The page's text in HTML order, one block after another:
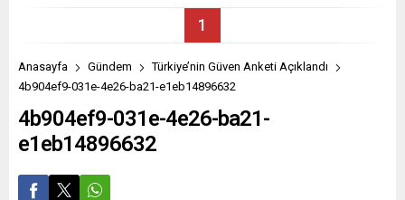
1
Anasayfa Gündem
Türkiye’nin Güven Anketi Açıklandı
4b904ef9-031e-4e26-ba21-e1eb14896632
4b904ef9-031e-4e26-ba21-
e1eb14896632